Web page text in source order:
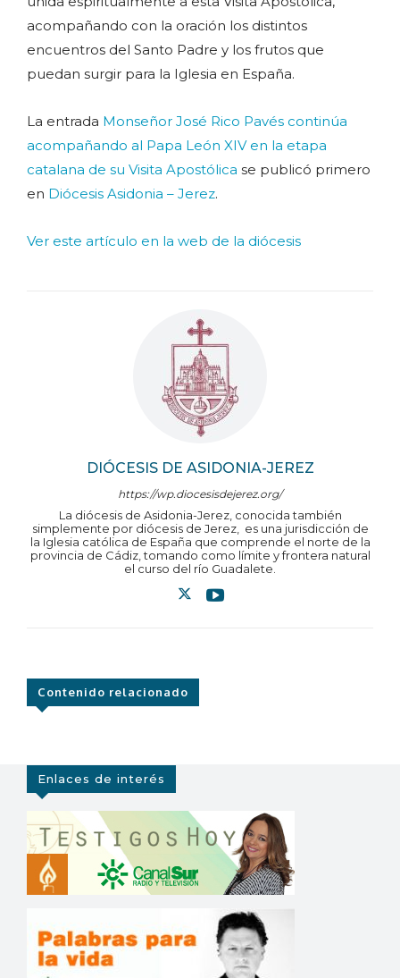
DIÓCESIS DE ASIDONIA-JEREZ
https://wp.diocesisdejerez.org/
La diócesis de Asidonia-Jerez, conocida también
simplemente por diócesis de Jerez, ​ es una jurisdicción de
la Iglesia católica de España que comprende el norte de la
provincia de Cádiz, tomando como límite y frontera natural
el curso del río Guadalete.
acompañando con la oración los distintos
encuentros del Santo Padre y los frutos que
puedan surgir para la Iglesia en España.
La entrada Monseñor José Rico Pavés continúa
acompañando al Papa León XIV en la etapa
catalana de su Visita Apostólica se publicó primero
en Diócesis Asidonia – Jerez.
Ver este artículo en la web de la diócesis
Contenido relacionado
Enlaces de interés